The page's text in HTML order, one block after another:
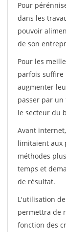
Pour
dans les
pouvoir
de son
Pour les
parfois suffire
augmenter
passer par
le secteur du
Avant
limitaient aux
méthodes
temps et
de résultat.
L'utilisation
permettra de
fonction des